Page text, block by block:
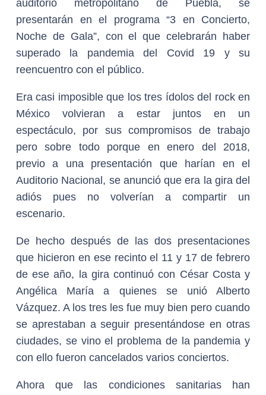
auditorio metropolitano de Puebla, se
presentarán en el programa “3 en Concierto,
Noche de Gala”, con el que celebrarán haber
superado la pandemia del Covid 19 y su
reencuentro con el público.
Era casi imposible que los tres ídolos del rock en
México volvieran a estar juntos en un
espectáculo, por sus compromisos de trabajo
pero sobre todo porque en enero del 2018,
previo a una presentación que harían en el
Auditorio Nacional, se anunció que era la gira del
adiós pues no volverían a compartir un
escenario.
De hecho después de las dos presentaciones
que hicieron en ese recinto el 11 y 17 de febrero
de ese año, la gira continuó con César Costa y
Angélica María a quienes se unió Alberto
Vázquez. A los tres les fue muy bien pero cuando
se aprestaban a seguir presentándose en otras
ciudades, se vino el problema de la pandemia y
con ello fueron cancelados varios conciertos.
Ahora que las condiciones sanitarias han